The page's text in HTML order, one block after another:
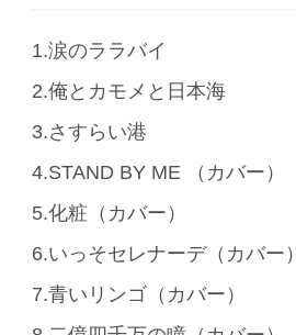
1.涙のララバイ
2.俺とカモメと日本海
3.さすらい港
4.STAND BY ME （カバー）
5.化粧（カバー）
6.いっそセレナーデ（カバー）
7.青いリンゴ（カバー）